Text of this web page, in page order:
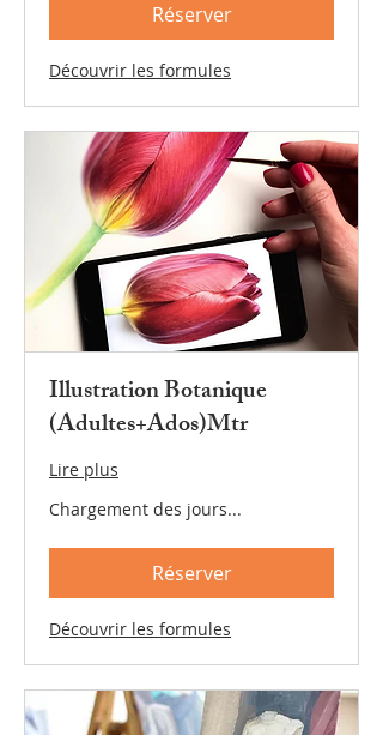
Réserver
Découvrir les formules
Illustration Botanique
(Adultes+Ados)Mtr
Lire plus
Chargement des jours...
Réserver
Découvrir les formules